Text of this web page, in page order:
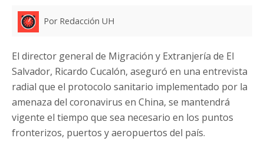
Por Redacción UH
El director general de Migración y Extranjería de El
Salvador, Ricardo Cucalón, aseguró en una entrevista
radial que el protocolo sanitario implementado por la
amenaza del coronavirus en China, se mantendrá
vigente el tiempo que sea necesario en los puntos
fronterizos, puertos y aeropuertos del país.